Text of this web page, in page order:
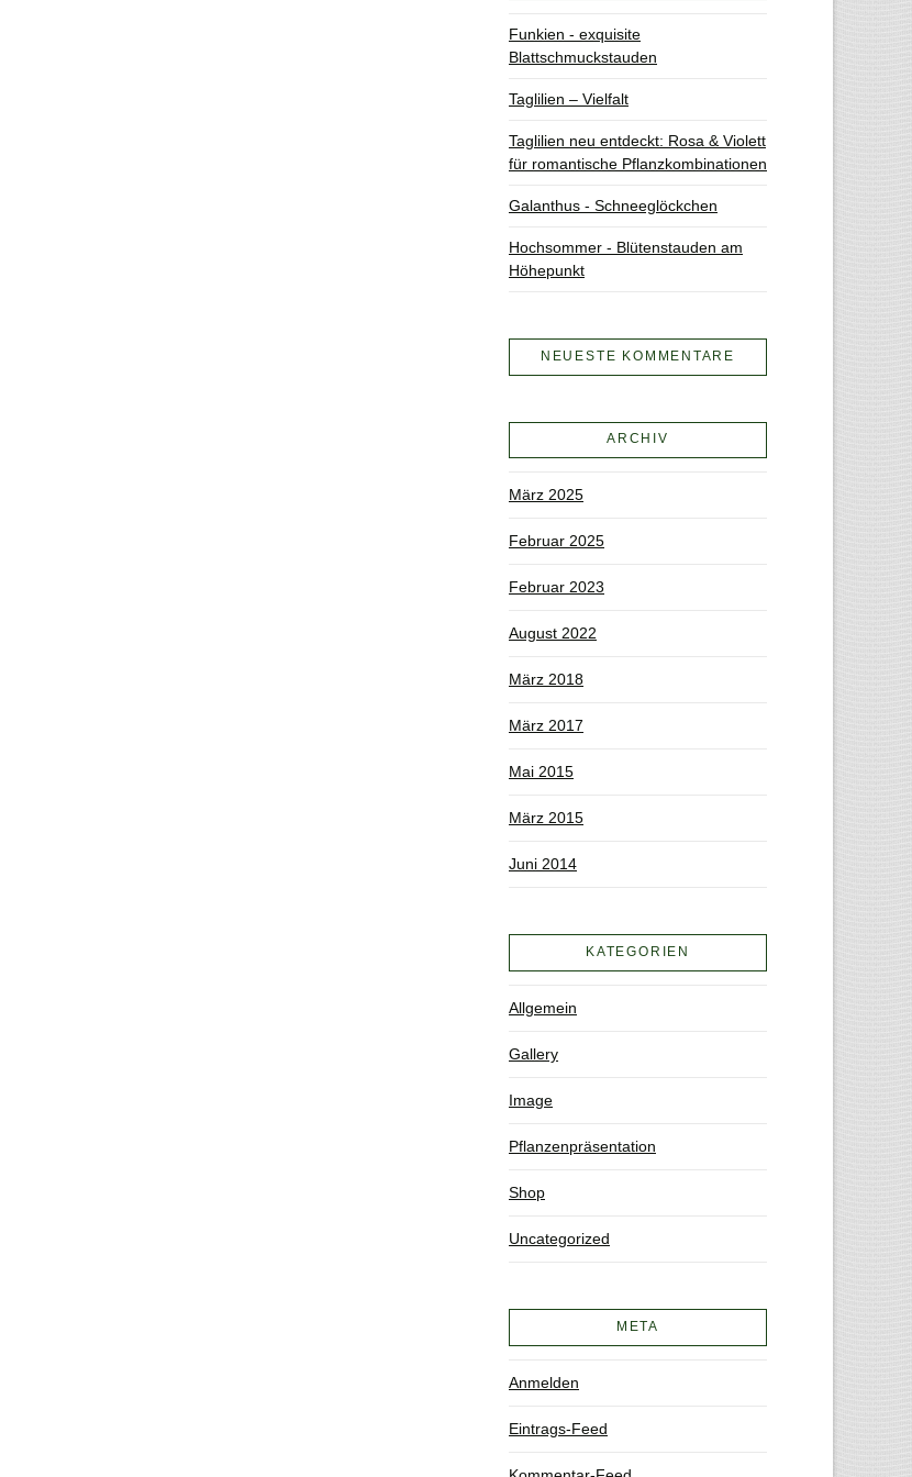
Funkien - exquisite
Blattschmuckstauden
Taglilien – Vielfalt
Taglilien neu entdeckt: Rosa & Violett
für romantische Pflanzkombinationen
Galanthus - Schneeglöckchen
Hochsommer - Blütenstauden am
Höhepunkt
NEUESTE KOMMENTARE
ARCHIV
März 2025
Februar 2025
Februar 2023
August 2022
März 2018
März 2017
Mai 2015
März 2015
Juni 2014
KATEGORIEN
Allgemein
Gallery
Image
Pflanzenpräsentation
Shop
Uncategorized
META
Anmelden
Eintrags-Feed